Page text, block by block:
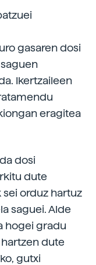
gasaren dosi
Ikertzaileen
eragitea
dosi
dute
sei orduz hartuz
saguei. Alde
hogei gradu
dute
gutxi